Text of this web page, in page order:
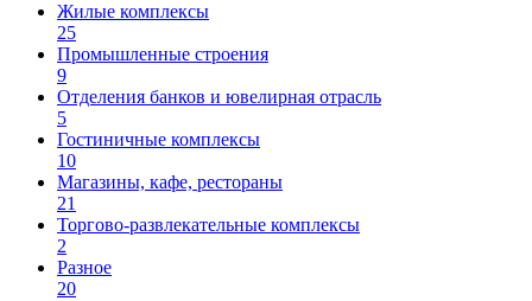
Жилые комплексы
25
Промышленные строения
9
Отделения банков и ювелирная отрасль
5
Гостиничные комплексы
10
Магазины, кафе, рестораны
21
Торгово-развлекательные комплексы
2
Разное
20